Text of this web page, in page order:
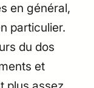
en général,
particulier.
du dos
et